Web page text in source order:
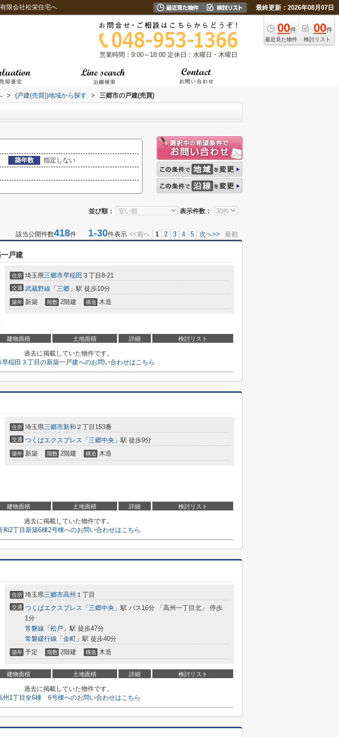
限会社松栄住宅へ 最終更新：2026年08月07日
00件
最近見た物件
00件
検討リスト
営業時間：9:00～18:00 定休日：水曜日・木曜日
> (戸建(売買))地域から探す > 三郷市の戸建(売買)
築年数
指定しない
並び順： 表示件数：
該当公開件数418件 1-30件表示 <<前へ 1 2 3 4 5 次へ>> 最初
戸建
住所 埼玉県三郷市早稲田 ３丁目8-21
交通 武蔵野線 「 三郷 」駅 徒歩10分
築年 新築 階数 2階建 構造 木造
建物面積 土地面積 詳細 検討リスト
過去に掲載していた物件です。
早稲田３丁目の新築一戸建へのお問い合わせはこちら
住所 埼玉県三郷市新和 ２丁目153番
交通 つくばエクスプレス 「 三郷中央 」駅 徒歩9分
築年 新築 階数 2階建 構造 木造
建物面積 土地面積 詳細 検討リスト
過去に掲載していた物件です。
和2丁目新築6棟2号棟へのお問い合わせはこちら
住所 埼玉県三郷市高州 １丁目
交通 つくばエクスプレス 「 三郷中央 」駅 バス16分 「高州一丁目北」 停歩
1分
常磐線 「 松戸 」駅 徒歩47分
常磐緩行線 「 金町 」駅 徒歩40分
築年 予定 階数 2階建 構造 木造
建物面積 土地面積 詳細 検討リスト
過去に掲載していた物件です。
州1丁目全6棟 6号棟へのお問い合わせはこちら